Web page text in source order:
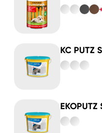
KC PUTZ
EKOPUTZ